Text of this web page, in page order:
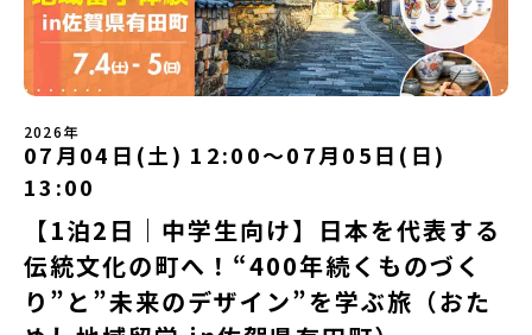
「圧倒的な感動」！教科書を読むだけじゃわからない、その地域な
らではの大自然や歴史を「五感」でフル体験！カヌーに乗ったり、
伝統文化に触れたり、本物の冒険が待っています！🔥 ②「初めまし
て」が「一生の友達」に変わる！全国から「新しいことに挑戦した
い！」「今の自分を変えたい！」と思っている同世代の中学生が大
集合！地元の高校生と一緒にご飯を食べて語り合えば、たった数日
で最高の仲間になる！🔥 ③宿泊費・体験費はなんと【無料】！親元
を離れる初めての一人旅でも大丈夫。頼れるスタッフがしっかりサ
ポートするので安心・安全です！ーーーーーーーーーーーーーーー
ーーーーーーーーー📺 全体オンライン説明会（アーカイブ配信）
2026年4月22日に開催された説明会の録画をご覧いただけます。こ
の動画を見れば、あなたの「なんとなく不安」が「絶対に行ってみ
たい！」に変わるはず💡お家からリラックスして視聴してみてくだ
さいね😊▶︎全体説明会のアーカイブはこちら（アーカイブを視聴す
る）YouTube：https://youtu.be/Yt8nd04aNgA?
2026年
07月04日(土) 12:00〜07月05日(日)
13:00
【1泊2日｜中学生向け】日本を代表する
伝統文化の町へ！“400年続くものづく
り”と”未来のデザイン”を学ぶ旅（おた